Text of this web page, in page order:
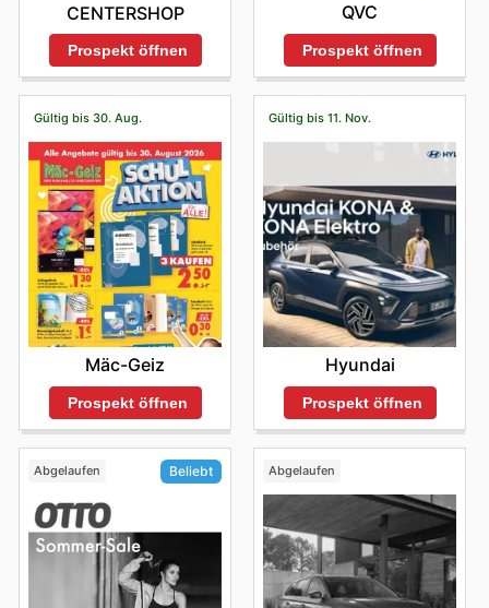
CENTERSHOP
Prospekt öffnen
QVC
Prospekt öffnen
Gültig bis 30. Aug.
Mäc-Geiz
Prospekt öffnen
Gültig bis 11. Nov.
Hyundai
Prospekt öffnen
Abgelaufen Beliebt Abgelaufen